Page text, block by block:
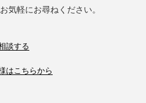
ランブルーの深い海へ続いて
気軽にお尋ねください。
談する
はこちらから